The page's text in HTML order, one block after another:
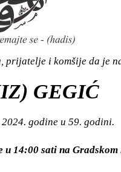
prijatelje i komšije da je
GEGIĆ
godine u 59. godini.
u 14:00 sati na